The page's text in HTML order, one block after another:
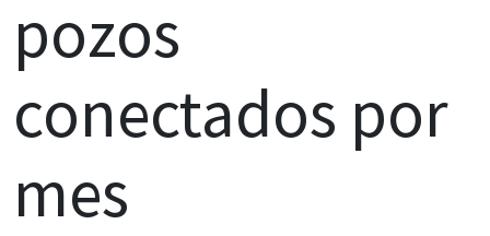
pozos
conectados por
mes